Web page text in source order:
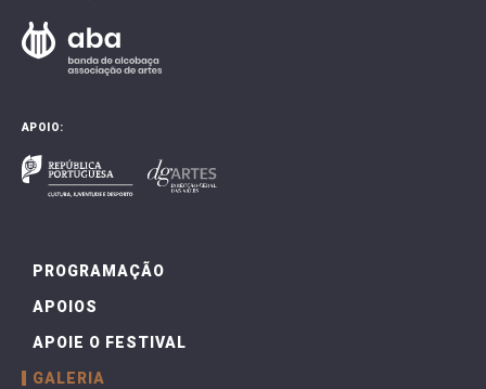
APOIO:
PROGRAMAÇÃO
APOIOS
APOIE O FESTIVAL
GALERIA